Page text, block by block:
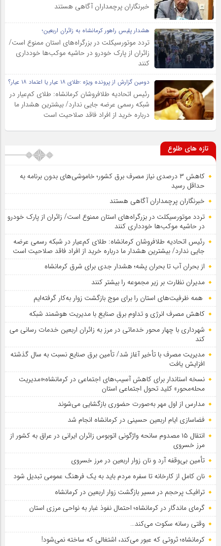
خبرنگاران پرچمداران آگاهی هستند
هشدار پلیس راهور کرمانشاه به زائران اربعین؛
تردد موتورسیکلت در بزرگراه‌های استان ممنوع است/
زائران از پارک خودرو در حاشیه موکب‌ها خودداری
کنند
دومین گزارش از پرونده ویژه :طلای ۱۸ عیار یا اعتماد ۱۸ عیار؟
رئیس اتحادیه طلافروشان کرمانشاه: طلای کم‌عیار در
شبکه رسمی عرضه جایی ندارد/ بیشترین هشدار ما
درباره خرید از افراد فاقد صلاحیت است
تازه های طلوع
کاهش ۳ درصدی نیاز مصرف برق کشور؛ خاموشی‌های بدون برنامه به
حداقل رسید
خبرنگاران پرچمداران آگاهی هستند
تردد موتورسیکلت در بزرگراه‌های استان ممنوع است/ زائران از پارک خودرو
در حاشیه موکب‌ها خودداری کنند
رئیس اتحادیه طلافروشان کرمانشاه: طلای کم‌عیار در شبکه رسمی عرضه
جایی ندارد/ بیشترین هشدار ما درباره خرید از افراد فاقد صلاحیت است
از بحران آب تا بحران پشه؛ هشدار جدی برای شرق کرمانشاه
مدیران نظارت بر زیر مجموعه را بیشتر کنند
همه ظرفیت‌های استان را برای موج بازگشت زوار به‌کار گرفته‌ایم
کاهش مصرف انرژی و تداوم برق صنایع با مدیریت هوشمند شبکه
شهرداری با چهار محور خدماتی در مرز به زائران اربعین خدمات رسانی می
کند
مدیریت مصرف با تأخیر آغاز شد/ تأمین برق صنایع نسبت به سال گذشته
افزایش یافت
نسخه استاندار برای کاهش آسیب‌های اجتماعی در کرمانشاه؛«مدیریت
محله‌محور» کلید تحول اجتماعی استان
مدارس از اول مهر به‌صورت حضوری بازگشایی می‌شوند
فضاسازی ایام اربعین حسینی در کرمانشاه انجام شد
انتقال ۱۵ مصدوم سانحه واژگونی اتوبوس زائران ایرانی در عراق به کشور از
مرز خسروی
تأمین بی‌وقفه آرد و نان زوار اربعین در مرز خسروی
نان کامل از کارخانه تا سفره مردم باید به یک فرهنگ عمومی تبدیل شود
ترافیک پرحجم در مسیر بازگشت زوار اربعین در کرمانشاه
گرمای ماندگار در کرمانشاه؛ احتمال نفوذ غبار به نواحی مرزی استان
وقتی رسانه سکوت می‌کند…
کرمانشاه؛ ثروتی که عبور می‌کند، اشتغالی که ساخته نمی‌شود!